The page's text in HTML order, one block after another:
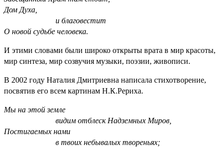
Дом Духа,
и благовестит
О новой судьбе человека.
И этими словами были широко открыты врата в мир красоты,
мир синтеза, мир созвучия музыки, поэзии, живописи.
В 2002 году Наталия Дмитриевна написала стихотворение,
посвятив его всем картинам Н.К.Рериха.
Мы на этой земле
видим отблеск Надземных Миров,
Постигаемых нами
в твоих небывалых твореньях;